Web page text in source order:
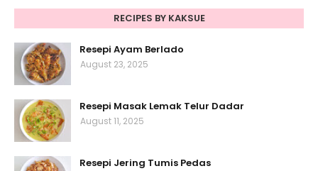
RECIPES BY KAKSUE
Resepi Ayam Berlado
August 23, 2025
Resepi Masak Lemak Telur Dadar
August 11, 2025
Resepi Jering Tumis Pedas